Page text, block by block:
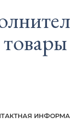
товары